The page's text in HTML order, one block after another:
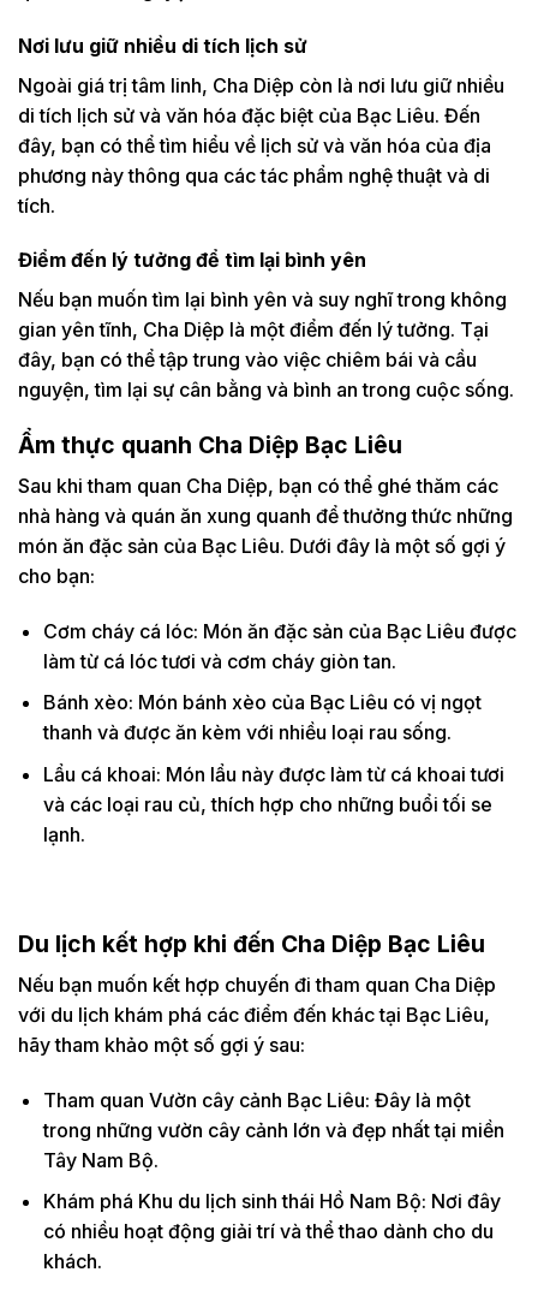
Nơi lưu giữ nhiều di tích lịch sử
Ngoài giá trị tâm linh, Cha Diệp còn là nơi lưu giữ nhiều
di tích lịch sử và văn hóa đặc biệt của Bạc Liêu. Đến
đây, bạn có thể tìm hiểu về lịch sử và văn hóa của địa
phương này thông qua các tác phẩm nghệ thuật và di
tích.
Điểm đến lý tưởng để tìm lại bình yên
Nếu bạn muốn tìm lại bình yên và suy nghĩ trong không
gian yên tĩnh, Cha Diệp là một điểm đến lý tưởng. Tại
đây, bạn có thể tập trung vào việc chiêm bái và cầu
nguyện, tìm lại sự cân bằng và bình an trong cuộc sống.
Ẩm thực quanh Cha Diệp Bạc Liêu
Sau khi tham quan Cha Diệp, bạn có thể ghé thăm các
nhà hàng và quán ăn xung quanh để thưởng thức những
món ăn đặc sản của Bạc Liêu. Dưới đây là một số gợi ý
cho bạn:
Cơm cháy cá lóc: Món ăn đặc sản của Bạc Liêu được
làm từ cá lóc tươi và cơm cháy giòn tan.
Bánh xèo: Món bánh xèo của Bạc Liêu có vị ngọt
thanh và được ăn kèm với nhiều loại rau sống.
Lẩu cá khoai: Món lẩu này được làm từ cá khoai tươi
và các loại rau củ, thích hợp cho những buổi tối se
lạnh.
Du lịch kết hợp khi đến Cha Diệp Bạc Liêu
Nếu bạn muốn kết hợp chuyến đi tham quan Cha Diệp
với du lịch khám phá các điểm đến khác tại Bạc Liêu,
hãy tham khảo một số gợi ý sau:
Tham quan Vườn cây cảnh Bạc Liêu: Đây là một
trong những vườn cây cảnh lớn và đẹp nhất tại miền
Tây Nam Bộ.
Khám phá Khu du lịch sinh thái Hồ Nam Bộ: Nơi đây
có nhiều hoạt động giải trí và thể thao dành cho du
khách.